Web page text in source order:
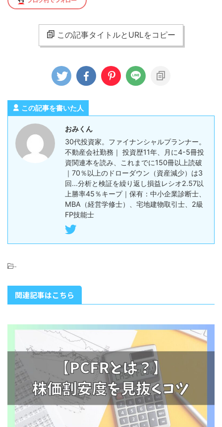
この記事タイトルとURLをコピー
この記事を書いた人
おみくん
30代投資家。ファイナンシャルプランナー。
不動産会社勤務｜ 投資歴11年、月に4-5冊投
資関連本を読み、これまでに150冊以上読破
｜70％以上のドローダウン（資産減少）は3
回...分析と検証を繰り返し損益レシオ2.57以
上勝率45％キープ｜保有：中小企業診断士、
MBA（経営学修士）、宅地建物取引士、2級
FP技能士
-
関連記事はこちら